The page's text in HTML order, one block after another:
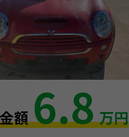
額6.8 万円